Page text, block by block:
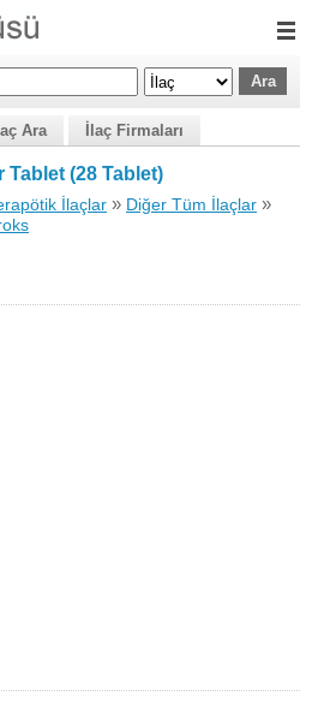
İlaç Ara İlaç Firmaları
Tablet (28 Tablet)
İlaçlar » Diğer Tüm İlaçlar »